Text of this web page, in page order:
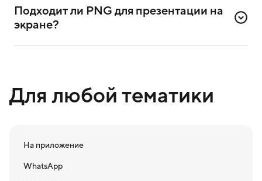
однотонный фон и создайте код заново.
Подходит ли PNG для презентации на
экране?
Для любой тематики
На приложение
WhatsApp